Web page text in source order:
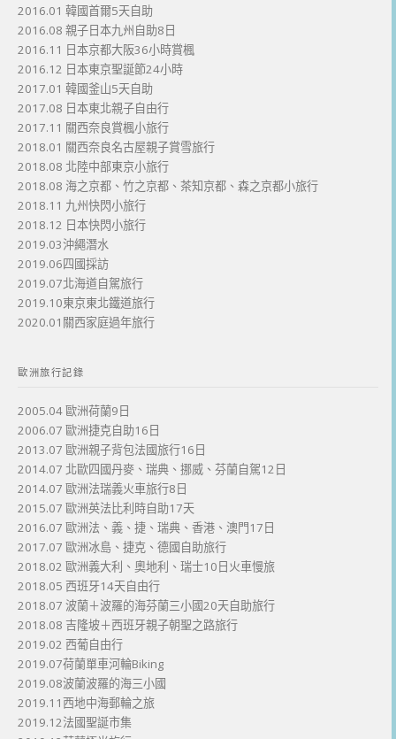
2016.01 韓國首爾5天自助
2016.08 親子日本九州自助8日
2016.11 日本京都大阪36小時賞楓
2016.12 日本東京聖誕節24小時
2017.01 韓國釜山5天自助
2017.08 日本東北親子自由行
2017.11 關西奈良賞楓小旅行
2018.01 關西奈良名古屋親子賞雪旅行
2018.08 北陸中部東京小旅行
2018.08 海之京都、竹之京都、茶知京都、森之京都小旅行
2018.11 九州快閃小旅行
2018.12 日本快閃小旅行
2019.03沖繩潛水
2019.06四國採訪
2019.07北海道自駕旅行
2019.10東京東北鐵道旅行
2020.01關西家庭過年旅行
歐洲旅行記錄
2005.04 歐洲荷蘭9日
2006.07 歐洲捷克自助16日
2013.07 歐洲親子背包法國旅行16日
2014.07 北歐四國丹麥、瑞典、挪威、芬蘭自駕12日
2014.07 歐洲法瑞義火車旅行8日
2015.07 歐洲英法比利時自助17天
2016.07 歐洲法、義、捷、瑞典、香港、澳門17日
2017.07 歐洲冰島、捷克、德國自助旅行
2018.02 歐洲義大利、奧地利、瑞士10日火車慢旅
2018.05 西班牙14天自由行
2018.07 波蘭＋波羅的海芬蘭三小國20天自助旅行
2018.08 吉隆坡＋西班牙親子朝聖之路旅行
2019.02 西葡自由行
2019.07荷蘭單車河輪Biking
2019.08波蘭波羅的海三小國
2019.11西地中海郵輪之旅
2019.12法國聖誕市集